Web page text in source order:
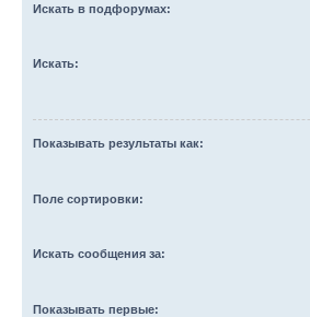
Искать в подфорумах:
Искать:
Показывать результаты как:
Поле сортировки:
Искать сообщения за:
Показывать первые: